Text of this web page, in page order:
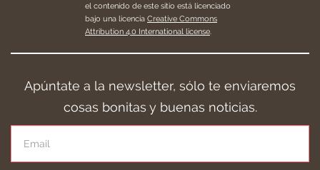
el contenido de este sitio está licenciado
bajo una licencia Creative Commons
Attribution 4.0 International license.
Apúntate a la newsletter, sólo te enviaremos
cosas bonitas y buenas noticias.